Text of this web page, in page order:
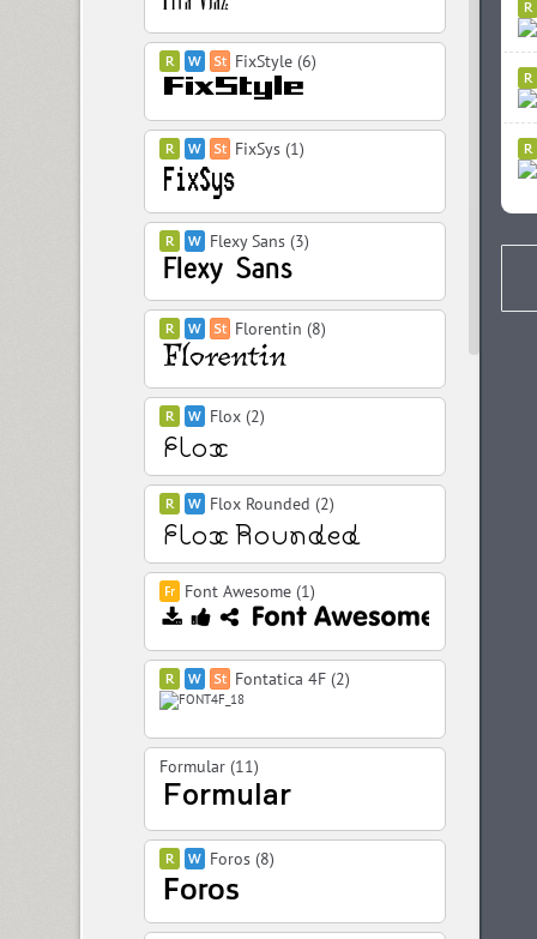
FixStyle (6)
FixSys (1)
Flexy Sans (3)
Florentin (8)
Flox (2)
Flox Rounded (2)
Font Awesome (1)
Fontatica 4F (2)
Formular (11)
Foros (8)